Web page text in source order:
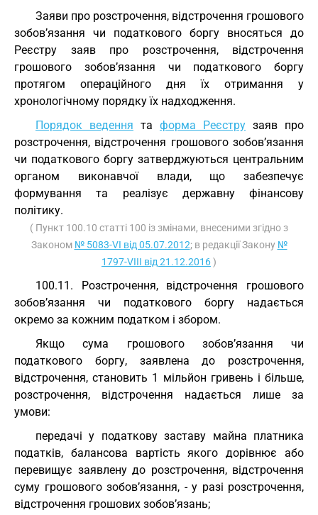
Заяви про розстрочення, відстрочення грошового
зобов’язання чи податкового боргу вносяться до
Реєстру заяв про розстрочення, відстрочення
грошового зобов’язання чи податкового боргу
протягом операційного дня їх отримання у
хронологічному порядку їх надходження.
Порядок ведення та форма Реєстру заяв про
розстрочення, відстрочення грошового зобов’язання
чи податкового боргу затверджуються центральним
органом виконавчої влади, що забезпечує
формування та реалізує державну фінансову
політику.
( Пункт 100.10 статті 100 із змінами, внесеними згідно з
Законом № 5083-VI від 05.07.2012; в редакції Закону №
1797-VIII від 21.12.2016)
100.11. Розстрочення, відстрочення грошового
зобов’язання чи податкового боргу надається
окремо за кожним податком і збором.
Якщо сума грошового зобов’язання чи
податкового боргу, заявлена до розстрочення,
відстрочення, становить 1 мільйон гривень і більше,
розстрочення, відстрочення надається лише за
умови:
передачі у податкову заставу майна платника
податків, балансова вартість якого дорівнює або
перевищує заявлену до розстрочення, відстрочення
суму грошового зобов’язання, - у разі розстрочення,
відстрочення грошових зобов’язань;